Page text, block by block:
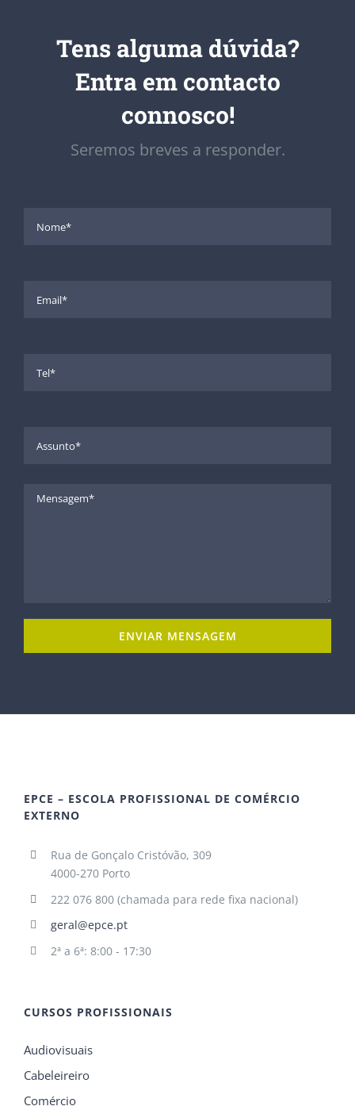
Tens alguma dúvida?
Entra em contacto
connosco!
Seremos breves a responder.
EPCE – ESCOLA PROFISSIONAL DE COMÉRCIO
EXTERNO
Rua de Gonçalo Cristóvão, 309
4000-270 Porto
222 076 800 (chamada para rede fixa nacional)
geral@epce.pt
2ª a 6ª: 8:00 - 17:30
CURSOS PROFISSIONAIS
Audiovisuais
Cabeleireiro
Comércio